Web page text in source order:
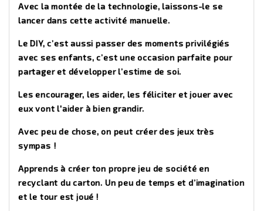
Avec la montée de la technologie, laissons-le se
lancer dans cette activité manuelle.
Le DIY, c’est aussi passer des moments privilégiés
avec ses enfants, c’est une occasion parfaite pour
partager et développer l’estime de soi.
Les encourager, les aider, les féliciter et jouer avec
eux vont l'aider à bien grandir.
Avec peu de chose, on peut créer des jeux très
sympas !
Apprends à créer ton propre jeu de société en
recyclant du carton. Un peu de temps et d’imagination
et le tour est joué !